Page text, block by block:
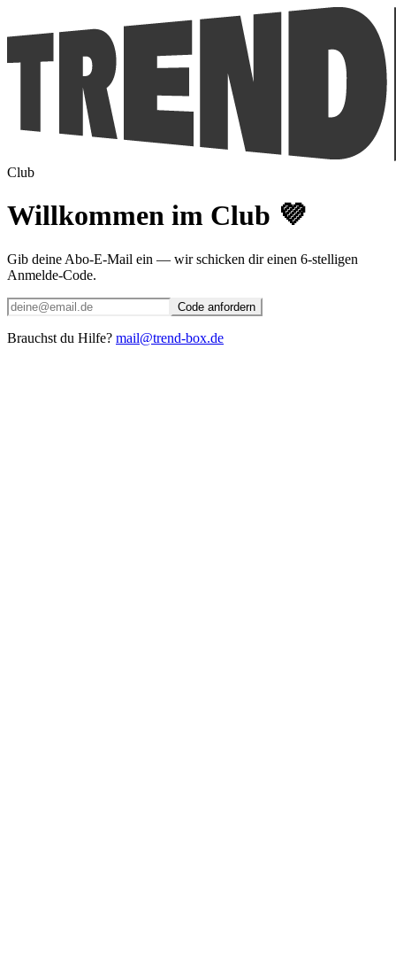
Club
Willkommen im Club 💜
Gib deine Abo-E-Mail ein — wir schicken dir einen 6-stelligen
Anmelde-Code.
Code anfordern
Brauchst du Hilfe? mail@trend-box.de